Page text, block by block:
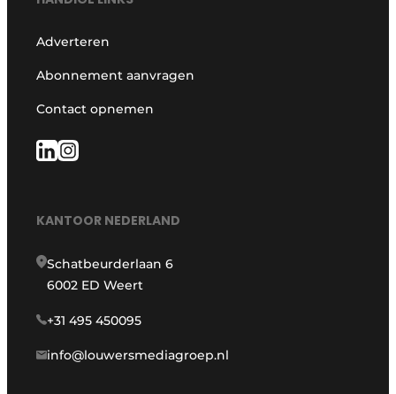
Adverteren
Abonnement aanvragen
Contact opnemen
KANTOOR NEDERLAND
Schatbeurderlaan 6
6002 ED Weert
+31 495 450095
info@louwersmediagroep.nl